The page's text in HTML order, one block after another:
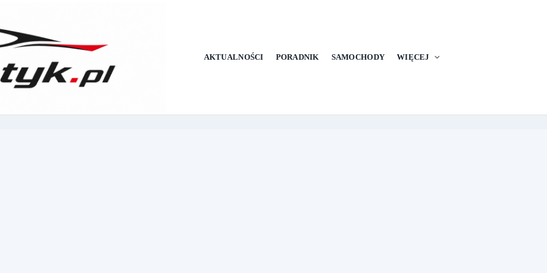
AKTUALNOŚCI PORADNIK SAMOCHODY WIĘCEJ